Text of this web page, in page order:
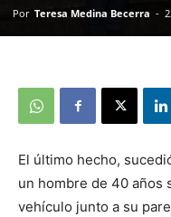
Por Teresa Medina Becerra -
El último hecho,
un hombre de 40 años
vehículo junto a su